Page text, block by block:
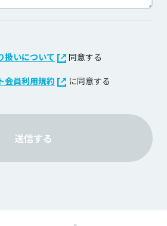
扱いについて 同意する
会員利用規約 に同意する
送信する